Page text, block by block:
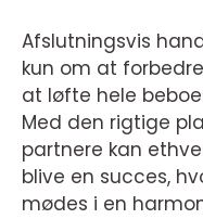
Afslutningsvis
kun om at
at løfte hele
Med den rigtige
partnere kan
blive en succes,
mødes i en